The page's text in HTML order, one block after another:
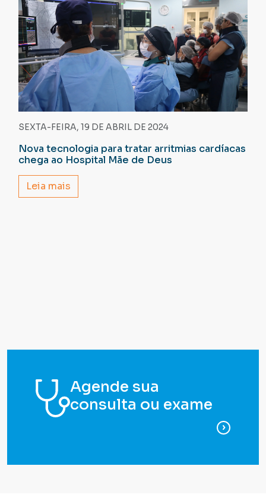
SEXTA-FEIRA, 19 DE ABRIL DE 2024
Nova tecnologia para tratar arritmias cardíacas
chega ao Hospital Mãe de Deus
Leia mais
Agende sua
consulta ou exame
para